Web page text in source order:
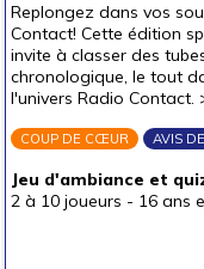
Replongez dans vos
Contact! Cette édition
invite à classer des
chronologique, le tout
l'univers Radio Contact.
COUP DE CŒUR AVIS
Jeu d'ambiance et
2 à 10 joueurs - 16 ans